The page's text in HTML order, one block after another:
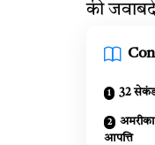
की
32
आपत्ति